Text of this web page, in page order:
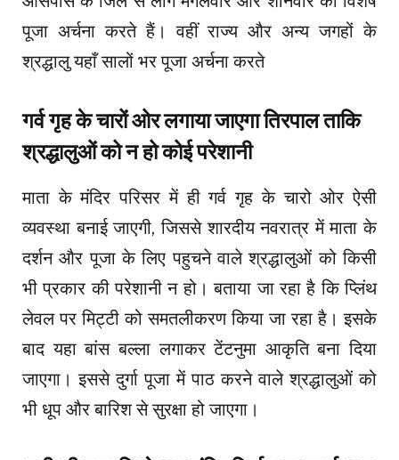
पूजा अर्चना करते हैं। वहीं राज्य और अन्य जगहों के
श्रद्धालु यहाँ सालों भर पूजा अर्चना करते
गर्व गृह के चारों ओर लगाया जाएगा तिरपाल ताकि
श्रद्धालुओं को न हो कोई परेशानी
माता के मंदिर परिसर में ही गर्व गृह के चारो ओर ऐसी
व्यवस्था बनाई जाएगी, जिससे शारदीय नवरात्र में माता के
दर्शन और पूजा के लिए पहुचने वाले श्रद्धालुओं को किसी
भी प्रकार की परेशानी न हो। बताया जा रहा है कि प्लिंथ
लेवल पर मिट्टी को समतलीकरण किया जा रहा है। इसके
बाद यहा बांस बल्ला लगाकर टेंटनुमा आकृति बना दिया
जाएगा। इससे दुर्गा पूजा में पाठ करने वाले श्रद्धालुओं को
भी धूप और बारिश से सुरक्षा हो जाएगा।